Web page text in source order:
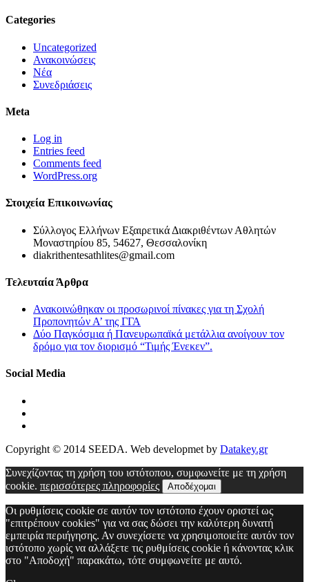
Categories
Uncategorized
Ανακοινώσεις
Νέα
Συνεδριάσεις
Meta
Log in
Entries feed
Comments feed
WordPress.org
Στοιχεία Επικοινωνίας
Σύλλογος Ελλήνων Εξαιρετικά Διακριθέντων Αθλητών
Μοναστηρίου 85, 54627, Θεσσαλονίκη
diakrithentesathlites@gmail.com
Τελευταία Άρθρα
Ανακοινώθηκαν οι προσωρινοί πίνακες για τη Σχολή
Προπονητών Α’ της ΓΓΑ
Δύο Παγκόσμια ή Πανευρωπαϊκά μετάλλια ανοίγουν τον
δρόμο για τον διορισμό “Τιμής Ένεκεν”.
Social Media
Copyright © 2014 SEEDA. Web developmet by Datakey.gr
Συνεχίζοντας τη χρήση του ιστότοπου, συμφωνείτε με τη χρήση
cookie. περισσότερες πληροφορίες Αποδέχομαι
Οι ρυθμίσεις cookie σε αυτόν τον ιστότοπο έχουν οριστεί ως
"επιτρέπουν cookies" για να σας δώσει την καλύτερη δυνατή
εμπειρία περιήγησης. Αν συνεχίσετε να χρησιμοποιείτε αυτόν τον
ιστότοπο χωρίς να αλλάξετε τις ρυθμίσεις cookie ή κάνοντας κλικ
στο "Αποδοχή" παρακάτω, τότε συμφωνείτε με αυτό.